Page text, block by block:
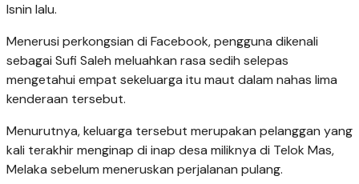
Isnin lalu.
Menerusi perkongsian di Facebook, pengguna dikenali
sebagai Sufi Saleh meluahkan rasa sedih selepas
mengetahui empat sekeluarga itu maut dalam nahas lima
kenderaan tersebut.
Menurutnya, keluarga tersebut merupakan pelanggan yang
kali terakhir menginap di inap desa miliknya di Telok Mas,
Melaka sebelum meneruskan perjalanan pulang.